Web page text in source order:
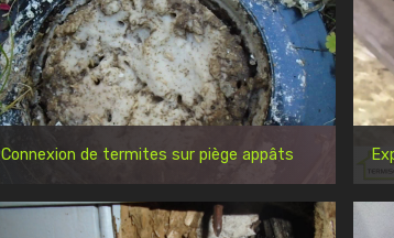
Connexion de termites sur piège appâts